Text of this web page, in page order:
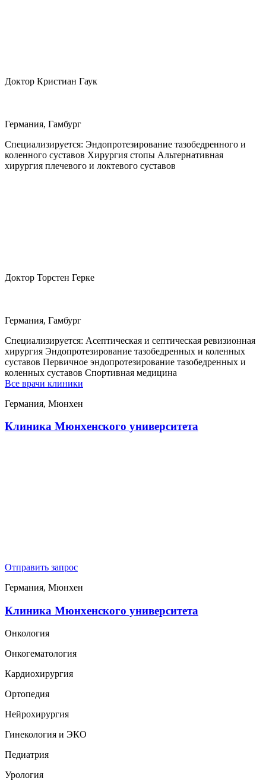
Доктор Кристиан Гаук
Германия, Гамбург
Специализируется: Эндопротезирование тазобедренного и
коленного суставов Хирургия стопы Альтернативная
хирургия плечевого и локтевого суставов
Доктор Торстен Герке
Германия, Гамбург
Специализируется: Асептическая и септическая ревизионная
хирургия Эндопротезирование тазобедренных и коленных
суставов Первичное эндопротезирование тазобедренных и
коленных суставов Спортивная медицина
Все врачи клиники
Германия, Мюнхен
Клиника Мюнхенского университета
Отправить запрос
Германия, Мюнхен
Клиника Мюнхенского университета
Онкология
Онкогематология
Кардиохирургия
Ортопедия
Нейрохирургия
Гинекология и ЭКО
Педиатрия
Урология